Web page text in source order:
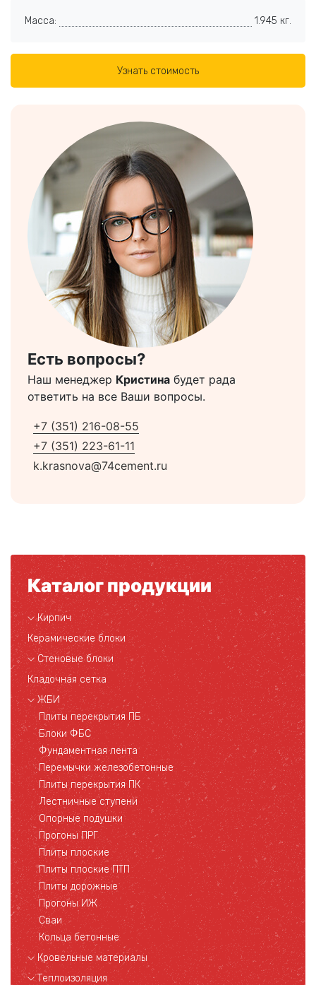
Масса: 1.945 кг.
Узнать стоимость
Есть вопросы?
Наш менеджер Кристина будет рада
ответить на все Ваши вопросы.
+7 (351) 216-08-55
+7 (351) 223-61-11
k.krasnova@74cement.ru
Каталог продукции
Кирпич
Керамические блоки
Стеновые блоки
Кладочная сетка
ЖБИ
Плиты перекрытия ПБ
Блоки ФБС
Фундаментная лента
Перемычки железобетонные
Плиты перекрытия ПК
Лестничные ступени
Опорные подушки
Прогоны ПРГ
Плиты плоские
Плиты плоские ПТП
Плиты дорожные
Прогоны ИЖ
Сваи
Кольца бетонные
Кровельные материалы
Теплоизоляция